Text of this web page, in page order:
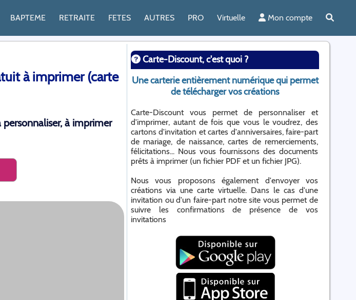
BAPTEME RETRAITE FETES AUTRES PRO Virtuelle Mon compte
à imprimer (carte
à imprimer
Carte-Discount, c'est quoi ?
Une carterie entièrement numérique qui permet
de télécharger vos créations
Carte-Discount vous permet de personnaliser et
d'imprimer, autant de fois que vous le voudrez, des
cartons d'invitation et cartes d'anniversaires, faire-part
de mariage, de naissance, cartes de remerciements,
félicitations... Nous vous fournissons des documents
prêts à imprimer (un fichier PDF et un fichier JPG).
Nous vous proposons également d'envoyer vos
créations via une carte virtuelle. Dans le cas d'une
invitation ou d'un faire-part notre site vous permet de
suivre les confirmations de présence de vos
invitations